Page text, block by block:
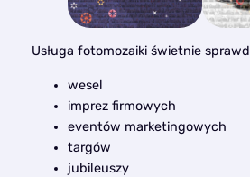
Usługa fotomozaiki świetnie
wesel
imprez firmowych
eventów marketingowych
targów
jubileuszy